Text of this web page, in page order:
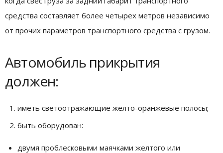
средства составляет более четырех метров независимо
от прочих параметров транспортного средства с грузом.
Автомобиль прикрытия
должен:
иметь светоотражающие желто-оранжевые полосы;
быть оборудован:
двумя проблесковыми маячками желтого или